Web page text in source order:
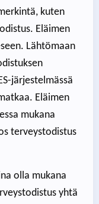
kuten
Eläimen
Lähtömaan
järjestelmässä
Eläimen
mukana
terveystodistus
olla mukana
yhtä